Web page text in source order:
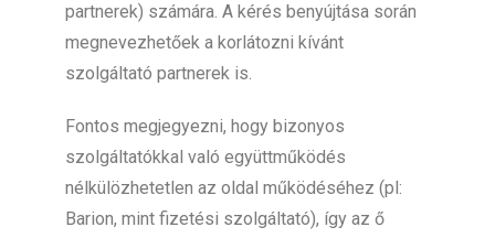
partnerek) számára. A kérés benyújtása során
megnevezhetőek a korlátozni kívánt
szolgáltató partnerek is.
Fontos megjegyezni, hogy bizonyos
szolgáltatókkal való együttműködés
nélkülözhetetlen az oldal működéséhez (pl:
Barion, mint fizetési szolgáltató), így az ő